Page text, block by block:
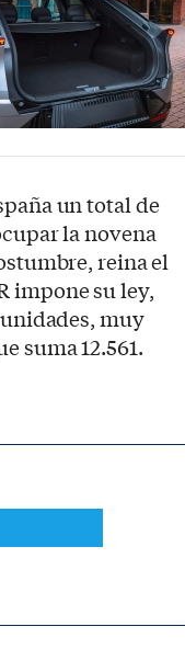
un total de
la novena
reina el
impone su ley,
muy
suma 12.561.